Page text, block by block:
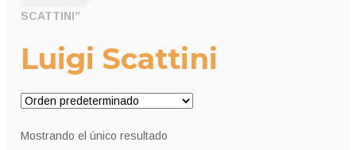
SCATTINI”
Luigi Scattini
Mostrando el único resultado